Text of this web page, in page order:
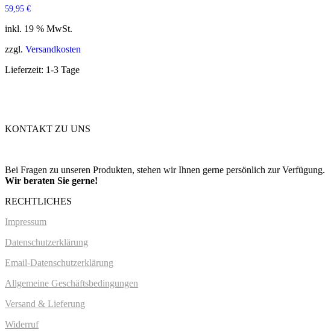
59,95 €
inkl. 19 % MwSt.
zzgl. Versandkosten
Lieferzeit: 1-3 Tage
KONTAKT ZU UNS
Bei Fragen zu unseren Produkten, stehen wir Ihnen gerne persönlich zur Verfügung.
Wir beraten Sie gerne!
RECHTLICHES
Impressum
Datenschutzerklärung
Email-Datenschutzerklärung
Allgemeine Geschäftsbedingungen
Versand & Lieferung
Widerruf